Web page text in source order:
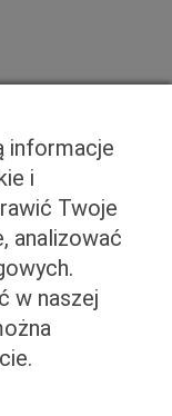
informacje
i
Twoje
analizować
w naszej